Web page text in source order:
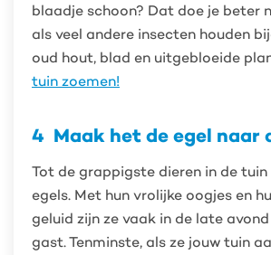
blaadje schoon? Dat doe je beter
als veel andere insecten houden
oud hout, blad en uitgebloeide
tuin zoemen!
4 Maak het de egel naar
Tot de grappigste dieren in de tuin
egels. Met hun vrolijke oogjes en
geluid zijn ze vaak in de late
gast. Tenminste, als ze jouw tuin